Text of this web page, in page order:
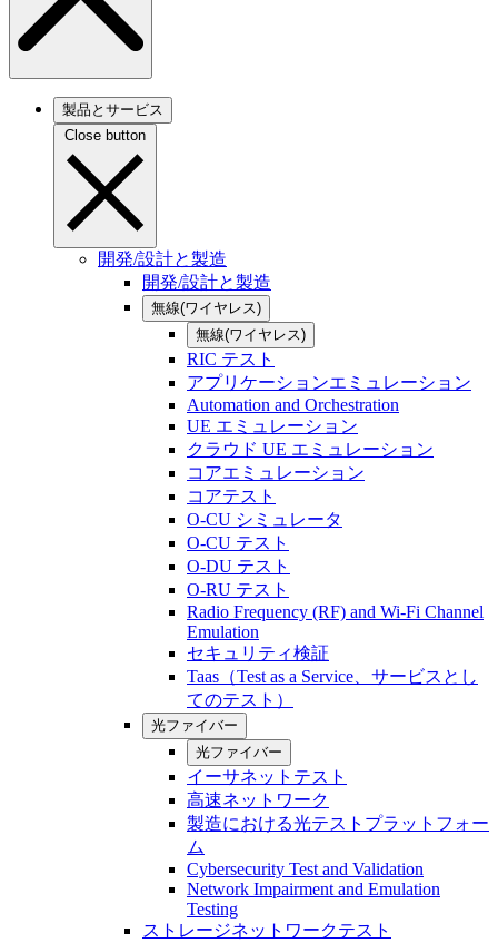
製品とサービス
Close button
開発/設計と製造
開発/設計と製造
無線(ワイヤレス)
無線(ワイヤレス)
RIC テスト
アプリケーションエミュレーション
Automation and Orchestration
UE エミュレーション
クラウド UE エミュレーション
コアエミュレーション
コアテスト
O-CU シミュレータ
O-CU テスト
O-DU テスト
O-RU テスト
Radio Frequency (RF) and Wi-Fi Channel
Emulation
セキュリティ検証
Taas（Test as a Service、サービスとし
てのテスト）
光ファイバー
光ファイバー
イーサネットテスト
高速ネットワーク
製造における光テストプラットフォー
ム
Cybersecurity Test and Validation
Network Impairment and Emulation
Testing
ストレージネットワークテスト